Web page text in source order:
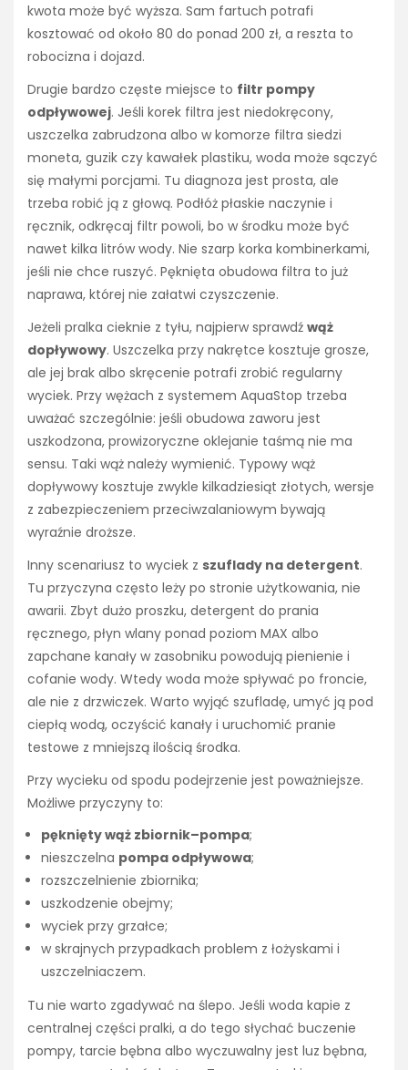
kwota może być wyższa. Sam fartuch potrafi
kosztować od około 80 do ponad 200 zł, a reszta to
robocizna i dojazd.
Drugie bardzo częste miejsce to filtr pompy
odpływowej. Jeśli korek filtra jest niedokręcony,
uszczelka zabrudzona albo w komorze filtra siedzi
moneta, guzik czy kawałek plastiku, woda może sączyć
się małymi porcjami. Tu diagnoza jest prosta, ale
trzeba robić ją z głową. Podłóż płaskie naczynie i
ręcznik, odkręcaj filtr powoli, bo w środku może być
nawet kilka litrów wody. Nie szarp korka kombinerkami,
jeśli nie chce ruszyć. Pęknięta obudowa filtra to już
naprawa, której nie załatwi czyszczenie.
Jeżeli pralka cieknie z tyłu, najpierw sprawdź wąż
dopływowy. Uszczelka przy nakrętce kosztuje grosze,
ale jej brak albo skręcenie potrafi zrobić regularny
wyciek. Przy wężach z systemem AquaStop trzeba
uważać szczególnie: jeśli obudowa zaworu jest
uszkodzona, prowizoryczne oklejanie taśmą nie ma
sensu. Taki wąż należy wymienić. Typowy wąż
dopływowy kosztuje zwykle kilkadziesiąt złotych, wersje
z zabezpieczeniem przeciwzalaniowym bywają
wyraźnie droższe.
Inny scenariusz to wyciek z szuflady na detergent.
Tu przyczyna często leży po stronie użytkowania, nie
awarii. Zbyt dużo proszku, detergent do prania
ręcznego, płyn wlany ponad poziom MAX albo
zapchane kanały w zasobniku powodują pienienie i
cofanie wody. Wtedy woda może spływać po froncie,
ale nie z drzwiczek. Warto wyjąć szufladę, umyć ją pod
ciepłą wodą, oczyścić kanały i uruchomić pranie
testowe z mniejszą ilością środka.
Przy wycieku od spodu podejrzenie jest poważniejsze.
Możliwe przyczyny to:
pęknięty wąż zbiornik–pompa;
nieszczelna pompa odpływowa;
rozszczelnienie zbiornika;
uszkodzenie obejmy;
wyciek przy grzałce;
w skrajnych przypadkach problem z łożyskami i
uszczelniaczem.
Tu nie warto zgadywać na ślepo. Jeśli woda kapie z
centralnej części pralki, a do tego słychać buczenie
pompy, tarcie bębna albo wyczuwalny jest luz bębna,